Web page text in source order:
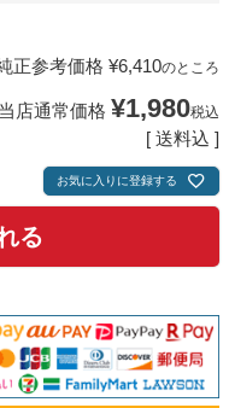
正参考価格 ¥6,410のところ
当店通常価格 ¥1,980税込
送料込
お気に入りに登録する
る